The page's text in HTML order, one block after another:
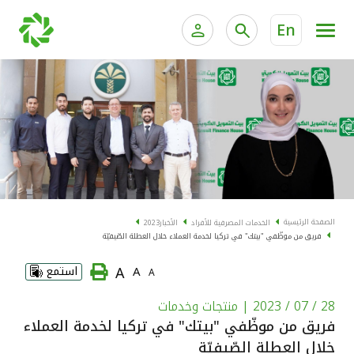
En
الخدمات المصرفية الإلكترونية للأفراد
الخدمات المصرفية الإلكترونية للشركات
خدمة "بيتك" للتداول الإلكتروني
الخدمات المصرفية للأفراد الخدمات المالية الخاصة
الحسابات المصرفية
البطاقات
"برامج العملاء"
الاستثمار
الصفحة الرئيسية الخدمات المصرفية للأفراد الأخبار2023
فريق من موظّفي "بيتك" في تركيا لخدمة العملاء خلال العطلة الصّيفيّة
A
A
A استمع
28 / 07 / 2023 | منتجات وخدمات
فريق من موظّفي "بيتك" في تركيا لخدمة العملاء
خلال العطلة الصّيفيّة